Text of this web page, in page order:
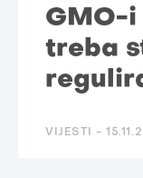
GMO-i
treba
VIJESTI -